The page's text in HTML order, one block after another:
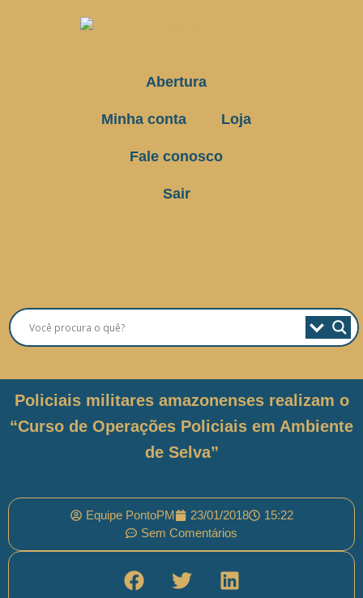
Abertura
Minha conta Loja
Fale conosco
Sair
Policiais militares amazonenses realizam o
“Curso de Operações Policiais em Ambiente
de Selva”
Equipe PontoPM 23/01/2018
15:22
Sem Comentários